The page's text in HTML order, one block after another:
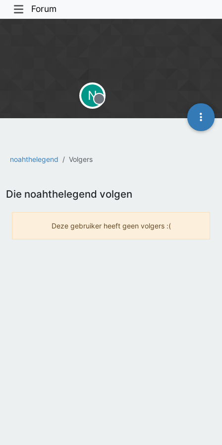
Forum
noahthelegend Volgers
N
Offline
Die noahthelegend volgen
Deze gebruiker heeft geen volgers :(